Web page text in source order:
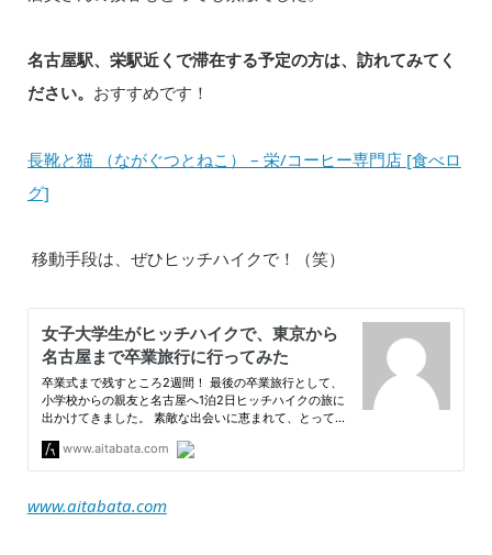
名古屋駅、栄駅近くで滞在する予定の方は、訪れてみてく
ださい。 おすすめです！
長靴と猫 （ながぐつとねこ） – 栄/コーヒー専門店 [食べロ
グ]
移動手段は、ぜひヒッチハイクで！（笑）
www.aitabata.com